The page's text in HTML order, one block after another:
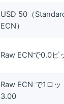
USD 50（
ECN）
Raw ECNで0.0ピ
Raw ECN で1ロ
3.00